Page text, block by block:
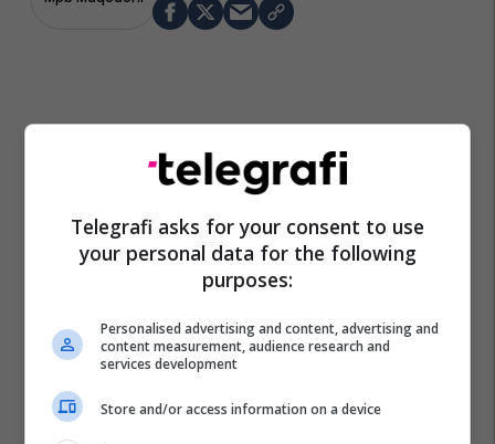
Telegrafi asks for your consent to use
your personal data for the following
purposes:
Personalised advertising and content, advertising and
content measurement, audience research and
services development
Store and/or access information on a device